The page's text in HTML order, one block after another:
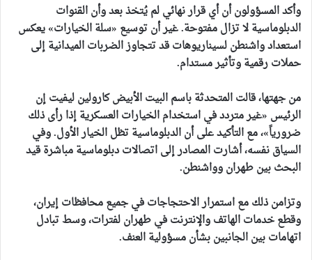
وأكد المسؤولون أن أي قرار نهائي لم يُتخذ بعد وأن القنوات
الدبلوماسية لا تزال مفتوحة. غير أن توسيع «سلة الخيارات» يعكس
استعداد واشنطن لسيناريوهات قد تتجاوز الضربات الميدانية إلى
حملات رقمية وتأثير مستدام.
من جهتها، قالت المتحدثة باسم البيت الأبيض كارولين ليفيت إن
الرئيس «غير متردد في استخدام الخيارات العسكرية إذا رأى ذلك
ضرورياً»، مع التأكيد على أن الدبلوماسية تظل الخيار الأول. وفي
السياق نفسه، أشارت المصادر إلى اتصالات دبلوماسية مباشرة قيد
البحث بين طهران وواشنطن.
وتزامن ذلك مع استمرار الاحتجاجات في جميع محافظات إيران،
وقطع خدمات الهاتف والإنترنت في طهران لفترات، وسط تبادل
اتهامات بين الجانبين بشأن مسؤولية العنف.